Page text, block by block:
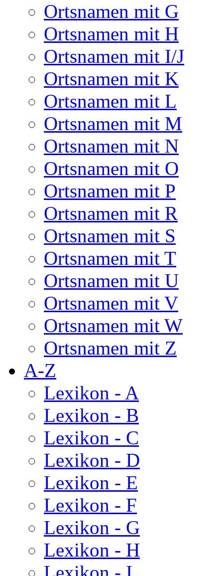
Ortsnamen mit G
Ortsnamen mit H
Ortsnamen mit I/J
Ortsnamen mit K
Ortsnamen mit L
Ortsnamen mit M
Ortsnamen mit N
Ortsnamen mit O
Ortsnamen mit P
Ortsnamen mit R
Ortsnamen mit S
Ortsnamen mit T
Ortsnamen mit U
Ortsnamen mit V
Ortsnamen mit W
Ortsnamen mit Z
A-Z
Lexikon - A
Lexikon - B
Lexikon - C
Lexikon - D
Lexikon - E
Lexikon - F
Lexikon - G
Lexikon - H